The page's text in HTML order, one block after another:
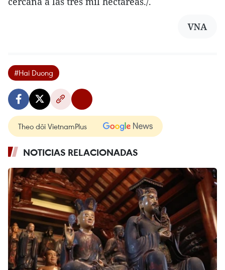
VNA
#Hai Duong
Theo dõi VietnamPlus
NOTICIAS RELACIONADAS